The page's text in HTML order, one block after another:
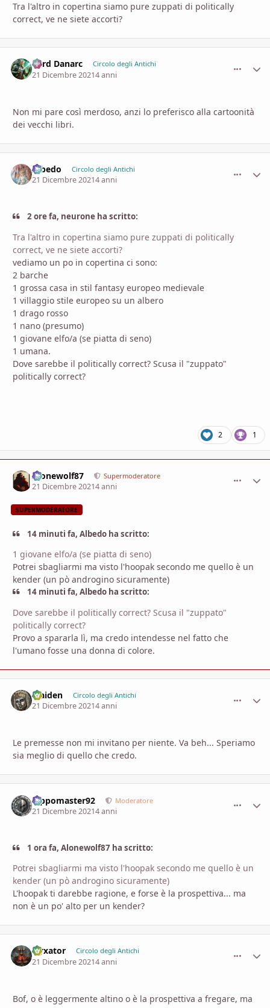
Tra l'altro in copertina siamo pure zuppati di politically
correct, ve ne siete accorti?
Lord Danarc Circolo degli Antichi
21 Dicembre 20214 anni
Non mi pare così merdoso, anzi lo preferisco alla cartoonità
dei vecchi libri.
Albedo Circolo degli Antichi
21 Dicembre 20214 anni
2 ore fa, neurone ha scritto:
Tra l'altro in copertina siamo pure zuppati di politically
correct, ve ne siete accorti?
vediamo un po in copertina ci sono:
2 barche
1 grossa casa in stil fantasy europeo medievale
1 villaggio stile europeo su un albero
1 drago rosso
1 nano (presumo)
1 giovane elfo/a (se piatta di seno)
1 umana.
Dove sarebbe il politically correct? Scusa il "zuppato"
politically correct?
2 1
Alonewolf87 Supermoderatore
21 Dicembre 20214 anni
SUPERMODERATORE
14 minuti fa, Albedo ha scritto:
1 giovane elfo/a (se piatta di seno)
Potrei sbagliarmi ma visto l'hoopak secondo me quello è un
kender (un pò androgino sicuramente)
14 minuti fa, Albedo ha scritto:
Dove sarebbe il politically correct? Scusa il "zuppato"
politically correct?
Provo a spararla lì, ma credo intendesse nel fatto che
l'umano fosse una donna di colore.
Maiden Circolo degli Antichi
21 Dicembre 20214 anni
Le premesse non mi invitano per niente. Va beh... Speriamo
sia meglio di quello che credo.
Pippomaster92 Moderatore
21 Dicembre 20214 anni
1 ora fa, Alonewolf87 ha scritto:
Potrei sbagliarmi ma visto l'hoopak secondo me quello è un
kender (un pò androgino sicuramente)
L'hoopak ti darebbe ragione, e forse è la prospettiva... ma
non è un po' alto per un kender?
Nyxator Circolo degli Antichi
21 Dicembre 20214 anni
Bof, o è leggermente altino o è la prospettiva a fregare, ma